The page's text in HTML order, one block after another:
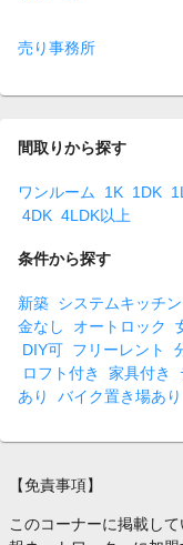
売り事務所
間取りから探す
ワンルーム 1K 1DK
4DK 4LDK以上
条件から探す
新築 システムキッチン
金なし
オートロック
DIY可 フリーレント
ロフト付き
家具付き
あり
バイク置き場あり
【免責事項】
このコーナーに掲載し